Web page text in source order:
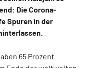
Die Corona-
Spuren in der
65 Prozent